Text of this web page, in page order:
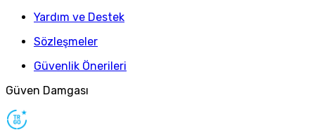
Yardım ve Destek
Sözleşmeler
Güvenlik Önerileri
Güven Damgası